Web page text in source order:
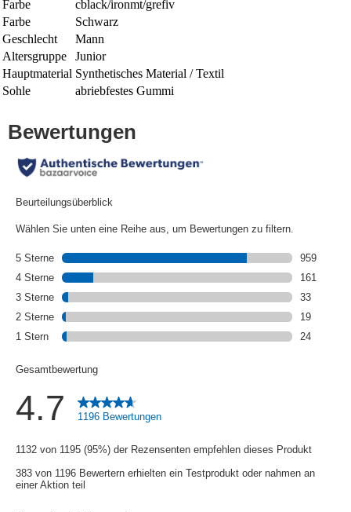
Farbe
cblack/ironmt/grefiv
Farbe
Schwarz
Geschlecht
Mann
Altersgruppe
Junior
Hauptmaterial Synthetisches Material / Textil
Sohle
abriebfestes Gummi